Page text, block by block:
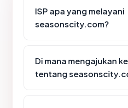
ISP apa yang melayani
seasonscity.com?
Di mana mengajukan
tentang